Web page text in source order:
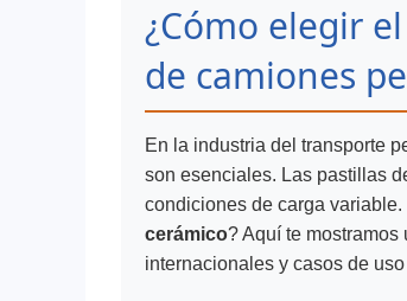
¿Cómo elegir
de camiones
En la industria del transporte
son esenciales. Las pastillas
condiciones de carga
cerámico? Aquí te
internacionales y casos de